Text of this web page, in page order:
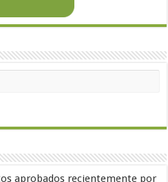
aprobados recientemente por